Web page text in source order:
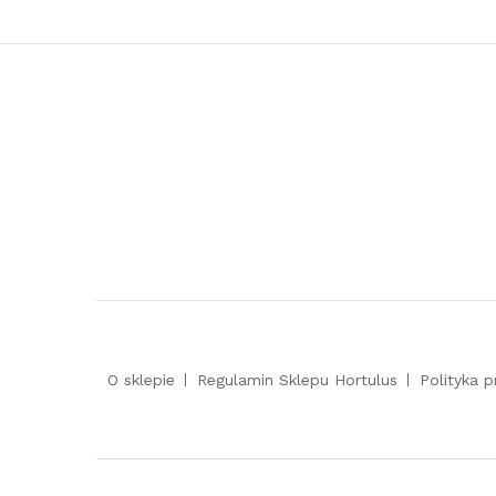
O sklepie Regulamin Sklepu Hortulus Polityka